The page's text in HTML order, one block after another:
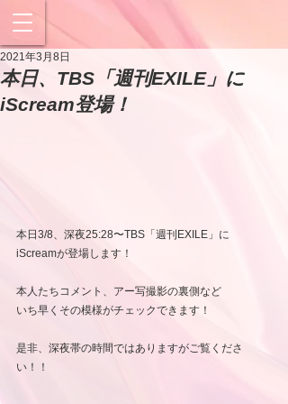
本日、TBS「週刊EXILE」に
iScream登場！
2021年3月8日
本日3/8、深夜25:28〜TBS「週刊EXILE」に
iScreamが登場します！
本人たちコメント、アー写撮影の裏側など
いち早くその模様がチェックできます！
是非、深夜帯の時間ではありますがご覧くださ
い！！